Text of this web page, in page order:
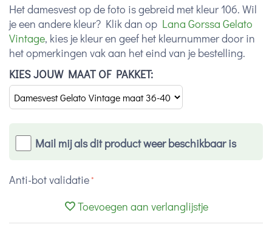
Het damesvest op de foto is gebreid met kleur 106. Wil
je een andere kleur? Klik dan op Lana Gorssa Gelato
Vintage, kies je kleur en geef het kleurnummer door in
het opmerkingen vak aan het eind van je bestelling.
KIES JOUW MAAT OF PAKKET:
Mail mij als dit product weer beschikbaar is
Anti-bot validatie
Toevoegen aan verlanglijstje